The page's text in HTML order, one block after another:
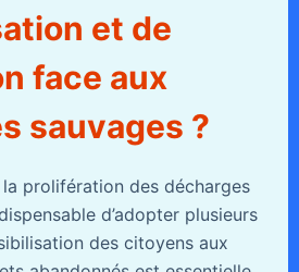
et de
face aux
sauvages ?
prolifération des décharges
d’adopter plusieurs
des citoyens aux